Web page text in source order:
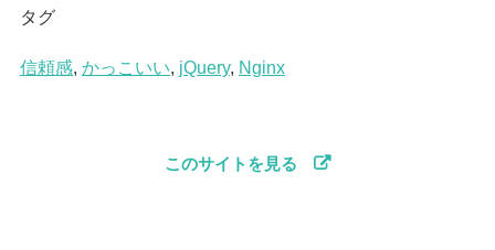
タグ
信頼感, かっこいい, jQuery, Nginx
このサイトを見る